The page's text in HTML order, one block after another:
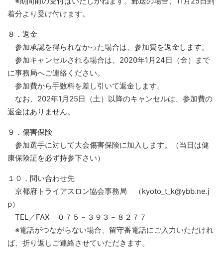
着分より受け付けます。
８．返金
参加承認を得られなかった場合は、参加費を返金します。
参加キャンセルされる場合は、2020年1月24日（金）まで
に事務局へご連絡ください。
参加費から手数料を差し引いて返金します。
なお、202年1月25日（土）以降のキャンセルは、参加費の
返金はありません。
９．傷害保険
参加選手に対して大会傷害保険に加入します。（当日は健
康保険証を必ず持参下さい）
１０．問い合わせ先
京都府トライアスロン協会事務局 （kyoto_t_k@ybb.ne.j
p）
TEL／FAX ０７５－３９３－８２７７
※電話がつながらない場合、留守番電話にご入力いただけれ
ば、折り返しご連絡させていただきます。